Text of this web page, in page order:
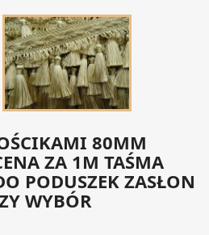
80MM
ZA 1M TAŚMA
PODUSZEK ZASŁON
WYBÓR